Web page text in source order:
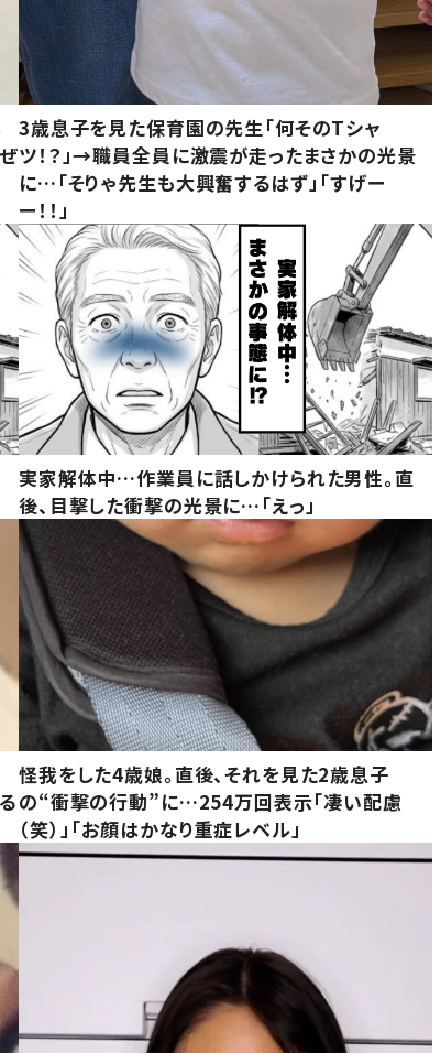
3歳息子を見た保育園の先生「何そのTシャ
ツ！？」→職員全員に激震が走ったまさかの光景
に…「そりゃ先生も大興奮するはず」「すげー
ー！！」
実家解体中…作業員に話しかけられた男性。直
後、目撃した衝撃の光景に…「えっ」
怪我をした4歳娘。直後、それを見た2歳息子
の“衝撃の行動”に…254万回表示「凄い配慮
（笑）」「お顔はかなり重症レベル」